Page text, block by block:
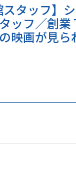
スタッフ】
ッフ／創業
映画が見ら